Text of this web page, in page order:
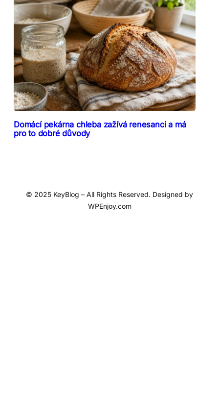
Domácí pekárna chleba zažívá renesanci a má
pro to dobré důvody
© 2025 KeyBlog – All Rights Reserved. Designed by
WPEnjoy.com